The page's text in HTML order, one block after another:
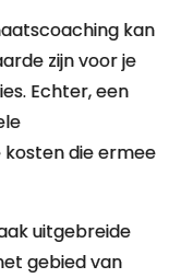
kan
zijn voor je
Echter, een
die ermee
uitgebreide
gebied van